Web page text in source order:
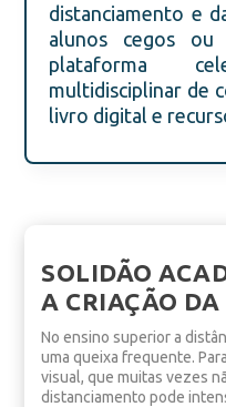
distanciamento e
alunos cegos ou
plataforma
multidisciplinar de
livro digital e
SOLIDÃO
A CRIAÇÃO
No ensino superior a
uma queixa frequente.
visual, que muitas vezes
distanciamento pode